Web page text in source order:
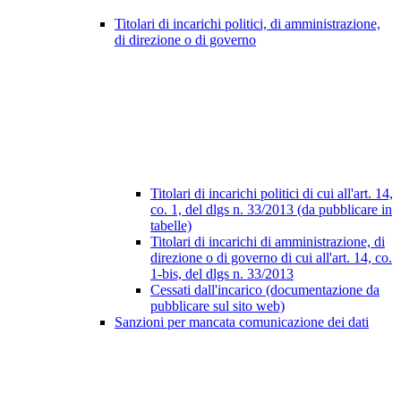
Titolari di incarichi politici, di amministrazione,
di direzione o di governo
Titolari di incarichi politici di cui all'art. 14,
co. 1, del dlgs n. 33/2013 (da pubblicare in
tabelle)
Titolari di incarichi di amministrazione, di
direzione o di governo di cui all'art. 14, co.
1-bis, del dlgs n. 33/2013
Cessati dall'incarico (documentazione da
pubblicare sul sito web)
Sanzioni per mancata comunicazione dei dati